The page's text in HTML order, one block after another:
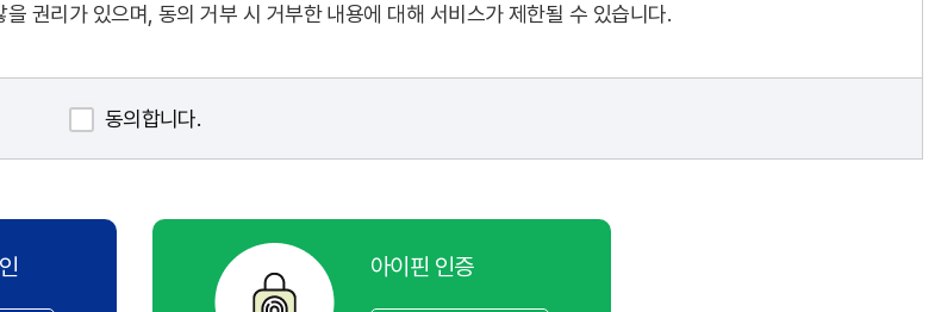
권리가 있으며, 동의 거부 시 거부한 내용에 대해 서비스가 제한될 수 있습니다.
동의합니다.
아이핀 인증